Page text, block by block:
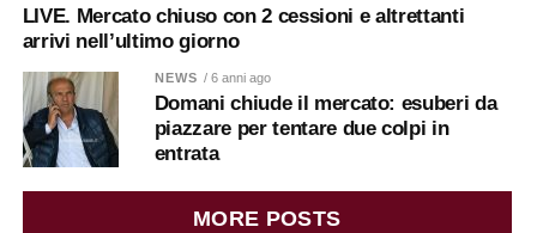
LIVE. Mercato chiuso con 2 cessioni e altrettanti
arrivi nell’ultimo giorno
NEWS / 6 anni ago
Domani chiude il mercato: esuberi da
piazzare per tentare due colpi in
entrata
MORE POSTS